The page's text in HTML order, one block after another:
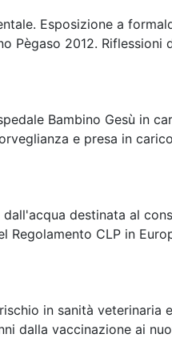
Esposizione a
Pègaso 2012. Riflessioni
Bambino Gesù in
e presa in
destinata al
Regolamento CLP in
in sanità veterinaria
dalla vaccinazione ai